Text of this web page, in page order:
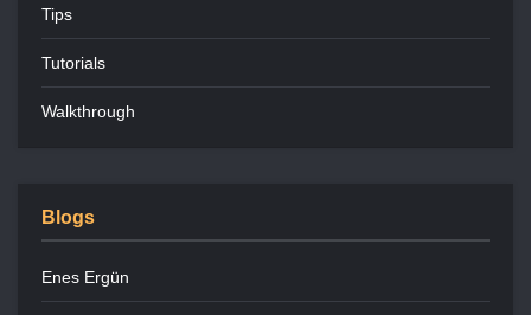
Tips
Tutorials
Walkthrough
Blogs
Enes Ergün